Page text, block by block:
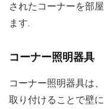
されたコーナーを部
ます.
コーナー照明器具
コーナー照明器具は
取り付けることで壁